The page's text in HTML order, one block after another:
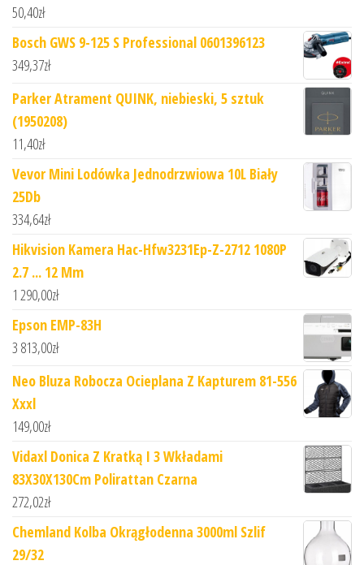
50,40zł
Bosch GWS 9-125 S Professional 0601396123
349,37zł
Parker Atrament QUINK, niebieski, 5 sztuk
(1950208)
11,40zł
Vevor Mini Lodówka Jednodrzwiowa 10L Biały
25Db
334,64zł
Hikvision Kamera Hac-Hfw3231Ep-Z-2712 1080P
2.7 ... 12 Mm
1 290,00zł
Epson EMP-83H
3 813,00zł
Neo Bluza Robocza Ocieplana Z Kapturem 81-556
Xxxl
149,00zł
Vidaxl Donica Z Kratką I 3 Wkładami
83X30X130Cm Polirattan Czarna
272,02zł
Chemland Kolba Okrągłodenna 3000ml Szlif
29/32